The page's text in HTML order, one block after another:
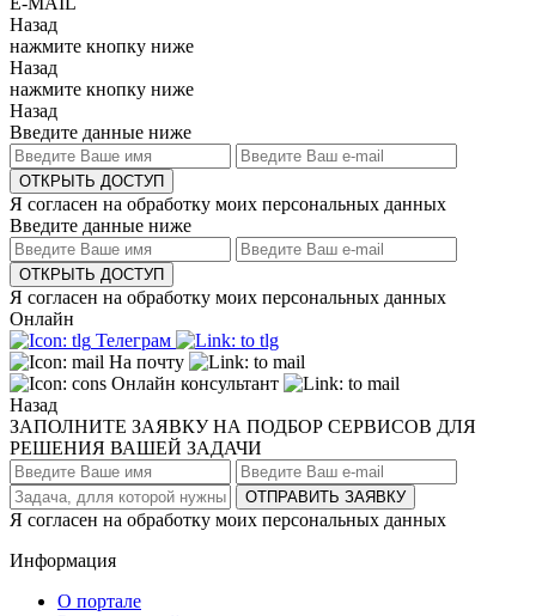
Назад
нажмите кнопку ниже
Назад
нажмите кнопку ниже
Назад
Введите данные ниже
ОТКРЫТЬ ДОСТУП
Я согласен на обработку моих персональных данных
Введите данные ниже
ОТКРЫТЬ ДОСТУП
Я согласен на обработку моих персональных данных
Онлайн
Телеграм
На почту
Онлайн консультант
Назад
ЗАПОЛНИТЕ ЗАЯВКУ НА ПОДБОР СЕРВИСОВ ДЛЯ
РЕШЕНИЯ ВАШЕЙ ЗАДАЧИ
ОТПРАВИТЬ ЗАЯВКУ
Я согласен на обработку моих персональных данных
Информация
О портале